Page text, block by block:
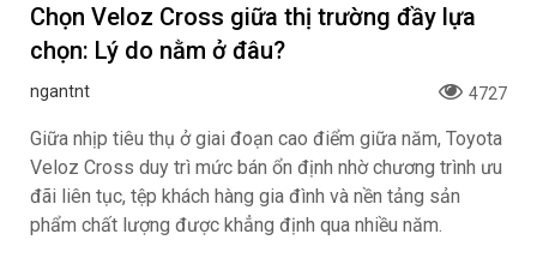
Chọn Veloz Cross giữa thị trường đầy lựa
chọn: Lý do nằm ở đâu?
ngantnt 4727
Giữa nhịp tiêu thụ ở giai đoạn cao điểm giữa năm, Toyota
Veloz Cross duy trì mức bán ổn định nhờ chương trình ưu
đãi liên tục, tệp khách hàng gia đình và nền tảng sản
phẩm chất lượng được khẳng định qua nhiều năm.